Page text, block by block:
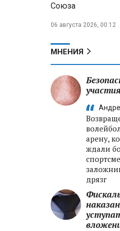
усиливают
развития
Рыжевка
Союза
06 августа 2026, 00:12
МНЕНИЯ
участия
арену,
ждали
дрязг